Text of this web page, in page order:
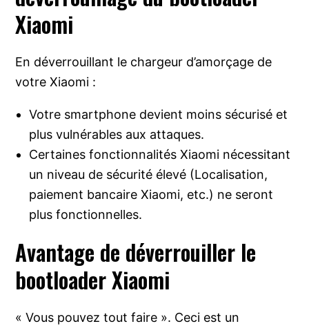
Xiaomi
En déverrouillant le chargeur d’amorçage de
votre Xiaomi :
Votre smartphone devient moins sécurisé et
plus vulnérables aux attaques.
Certaines fonctionnalités Xiaomi nécessitant
un niveau de sécurité élevé (Localisation,
paiement bancaire Xiaomi, etc.) ne seront
plus fonctionnelles.
Avantage de déverrouiller le
bootloader Xiaomi
« Vous pouvez tout faire ». Ceci est un